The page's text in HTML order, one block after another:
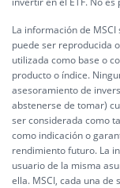
La información de
puede ser reproducida
utilizada como base o
producto o índice.
asesoramiento de
abstenerse de tomar)
ser considerada como
como indicación o
rendimiento futuro. La
usuario de la misma
ella. MSCI, cada una